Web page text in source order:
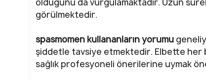
görülmektedir.
spasmomen kullananların yorumu
şiddetle tavsiye etmektedir. Elbette her
sağlık profesyoneli önerilerine uymak